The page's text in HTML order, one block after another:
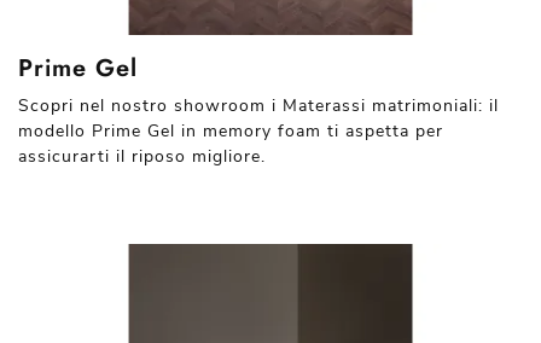
Prime Gel
Scopri nel nostro showroom i Materassi matrimoniali: il
modello Prime Gel in memory foam ti aspetta per
assicurarti il riposo migliore.